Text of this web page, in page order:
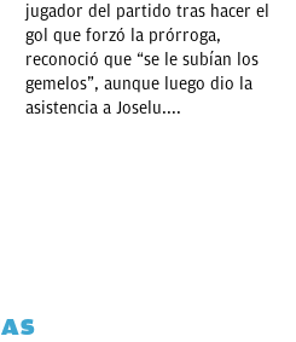
jugador del partido tras hacer el
gol que forzó la prórroga,
reconoció que “se le subían los
gemelos”, aunque luego dio la
asistencia a Joselu....